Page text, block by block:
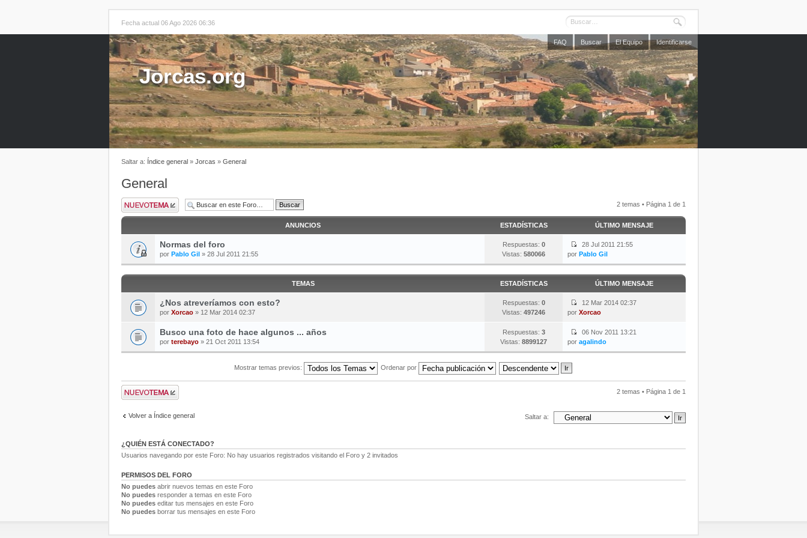
Fecha actual 06 Ago 2026 06:36
FAQ Buscar El Equipo Identificarse
Jorcas.org
Saltar a: Índice general » Jorcas » General
General
2 temas • Página 1 de 1
ANUNCIOS ESTADÍSTICAS ÚLTIMO MENSAJE
Normas del foro
por Pablo Gil » 28 Jul 2011 21:55
Respuestas: 0
Vistas: 580066
28 Jul 2011 21:55
por Pablo Gil
TEMAS ESTADÍSTICAS ÚLTIMO MENSAJE
¿Nos atreveríamos con esto?
por Xorcao » 12 Mar 2014 02:37
Respuestas: 0
Vistas: 497246
12 Mar 2014 02:37
por Xorcao
Busco una foto de hace algunos ... años
por terebayo » 21 Oct 2011 13:54
Respuestas: 3
Vistas: 8899127
06 Nov 2011 13:21
por agalindo
Mostrar temas previos: Ordenar por
2 temas • Página 1 de 1
Volver a Índice general Saltar a:
¿QUIÉN ESTÁ CONECTADO?
Usuarios navegando por este Foro: No hay usuarios registrados visitando el Foro y 2 invitados
PERMISOS DEL FORO
No puedes abrir nuevos temas en este Foro
No puedes responder a temas en este Foro
No puedes editar tus mensajes en este Foro
No puedes borrar tus mensajes en este Foro